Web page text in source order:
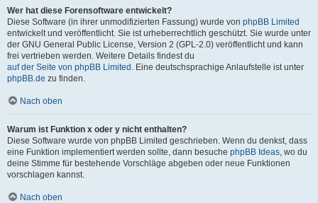
Wer hat diese Forensoftware entwickelt?
Diese Software (in ihrer unmodifizierten Fassung) wurde von phpBB Limited
entwickelt und veröffentlicht. Sie ist urheberrechtlich geschützt. Sie wurde unter
der GNU General Public License, Version 2 (GPL-2.0) veröffentlicht und kann
frei vertrieben werden. Weitere Details findest du
auf der Seite von phpBB Limited . Eine deutschsprachige Anlaufstelle ist unter
phpBB.de zu finden.
Nach oben
Warum ist Funktion x oder y nicht enthalten?
Diese Software wurde von phpBB Limited geschrieben. Wenn du denkst, dass
eine Funktion implementiert werden sollte, dann besuche phpBB Ideas, wo du
deine Stimme für bestehende Vorschläge abgeben oder neue Funktionen
vorschlagen kannst.
Nach oben